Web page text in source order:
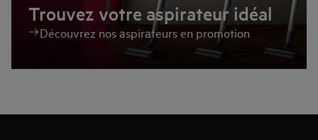
Trouvez votre aspirateur idéal
Découvrez nos aspirateurs en promotion